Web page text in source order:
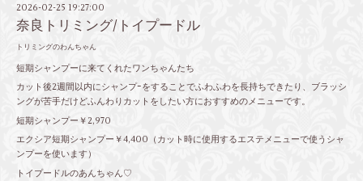
2026-02-25 19:27:00
奈良トリミング/トイプードル
トリミングのわんちゃん
短期シャンプーに来てくれたワンちゃんたち
カット後2週間以内にシャンプｰをすることでふわふわを長持ちできたり、ブラッシ
ングが苦手だけどふんわりカットをしたい方におすすめのメニューです。
短期シャンプー￥2,970
エクシア短期シャンプー￥4,400（カット時に使用するエステメニューで使うシャ
ンプーを使います）
トイプードルのあんちゃん♡